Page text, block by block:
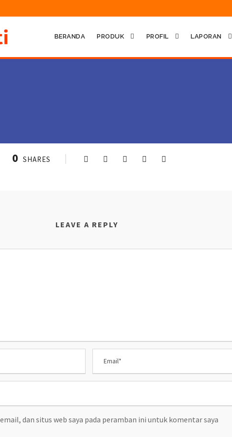
BERANDA PRODUK PROFIL LAPORAN
0 SHARES
LEAVE A REPLY
dan situs web saya pada peramban ini untuk komentar saya